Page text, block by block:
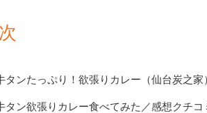
タンたっぷり！欲張りカレー（仙台炭之家
タン欲張りカレー食べてみた／感想クチコ